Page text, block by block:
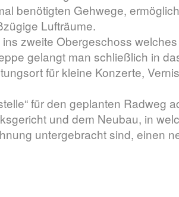
benötigten Gehwege,
Lufträume.
zweite Obergeschoss
gelangt man schließlich in
für kleine Konzerte,
für den geplanten Radweg
und dem Neubau, in
untergebracht sind, einen